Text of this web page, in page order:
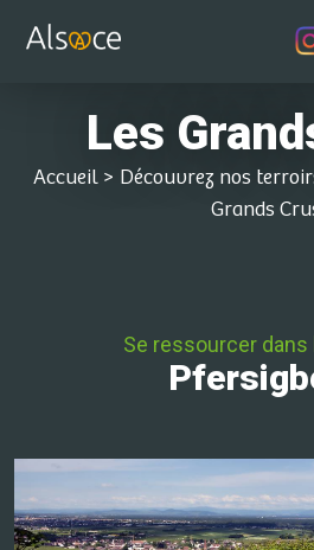
Les
Accueil > Découvrez nos
Grands
Se ressourcer